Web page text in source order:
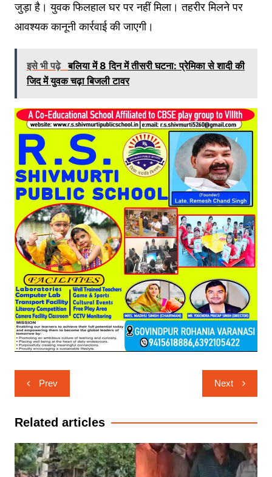
जुड़ा है। युवक फिलहाल घर पर नहीं मिला। तहरीर मिलने पर
आवश्यक कानूनी कार्रवाई की जाएगी।
इसे भी पढ़े बलिया में 8 दिन में तीसरी घटना: प्रेमिका से शादी की
जिद में युवक चढ़ा बिजली टावर
Post
navigation
Prev Next
Related articles